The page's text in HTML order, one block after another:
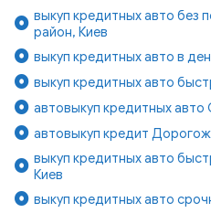
выкуп кредитных авто без
район, Киев
выкуп кредитных авто в
выкуп кредитных авто
автовыкуп кредитных
автовыкуп кредит
выкуп кредитных авто
Киев
выкуп кредитных авто